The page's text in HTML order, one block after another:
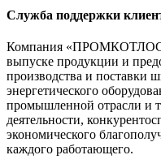
Служба поддержки
Компания
выпуске продукции и
производства и поставки
энергетического
промышленной отрасли и
деятельности,
экономического
каждого работающего.